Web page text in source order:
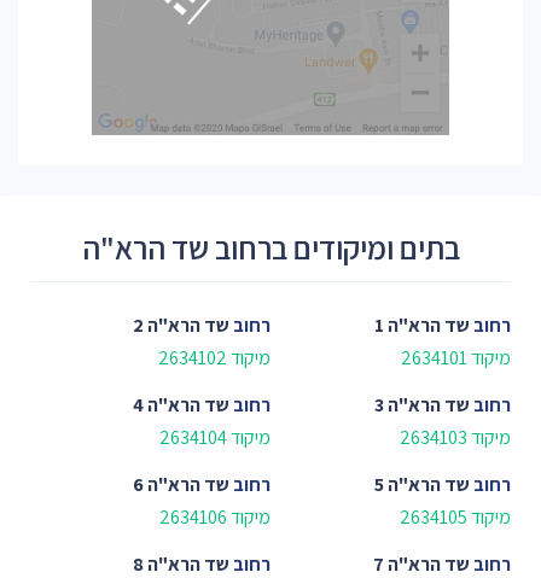
בתים ומיקודים ברחוב שד הרא"ה
רחוב שד הרא"ה 1
מיקוד 2634101
רחוב שד הרא"ה 2
מיקוד 2634102
רחוב שד הרא"ה 3
מיקוד 2634103
רחוב שד הרא"ה 4
מיקוד 2634104
רחוב שד הרא"ה 5
מיקוד 2634105
רחוב שד הרא"ה 6
מיקוד 2634106
רחוב שד הרא"ה 7 רחוב שד הרא"ה 8